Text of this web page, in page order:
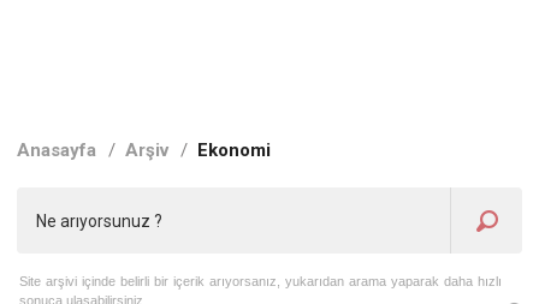
Anasayfa / Arşiv / Ekonomi
Site arşivi içinde belirli bir içerik arıyorsanız, yukarıdan arama yaparak daha hızlı
sonuca ulaşabilirsiniz